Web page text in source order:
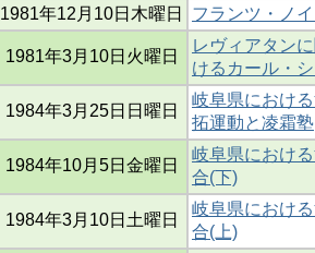
1981年12月10日木曜日
フランツ・ノ
1981年3月10日火曜日
レヴィアタン
けるカール・
1984年3月25日日曜日
岐阜県におけ
拓運動と凌霜塾
1984年10月5日金曜日
岐阜県におけ
合(下)
1984年3月10日土曜日
岐阜県におけ
合(上)